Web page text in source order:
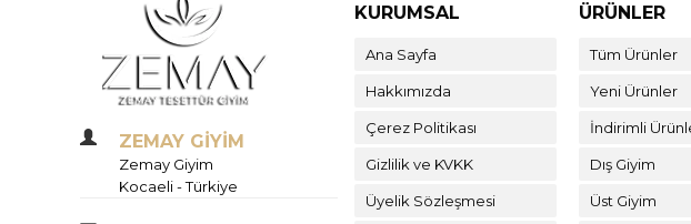
ZEMAY GİYİM
Zemay Giyim
Kocaeli - Türkiye
KURUMSAL
Ana Sayfa
Hakkımızda
Çerez Politikası
Gizlilik ve KVKK
Üyelik Sözleşmesi
ÜRÜNLER
Tüm Ürünler
Yeni Ürünler
İndirimli
Dış Giyim
Üst Giyim